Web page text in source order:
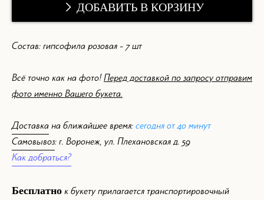
ДОБАВИТЬ В КОРЗИНУ
Состав: гипсофила розовая - 7 шт
Всё точно как на фото!Перед доставкой по запросу отправим
фото именно Вашего букета.
Доставкана ближайшее время:сегодня от 40 минут
Самовывоз: г. Воронеж, ул. Плехановская д. 59
Как добраться?
Бесплатно к букету прилагается транспортировочный